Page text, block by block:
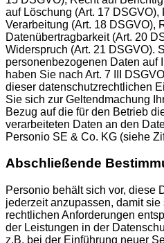
auf Löschung (Art. 17
Verarbeitung (Art. 18 DSGVO),
Datenübertragbarkeit (Art. 20
Widerspruch (Art. 21 DSGVO).
personenbezogenen Daten auf
haben Sie nach Art. 7 III
dieser datenschutzrechtlichen
Sie sich zur Geltendmachung
Bezug auf die für den Betrieb
verarbeiteten Daten an den
Personio SE & Co. KG (siehe
Abschließende
Personio behält sich vor, diese
jederzeit anzupassen, damit
rechtlichen Anforderungen
der Leistungen in der
z.B. bei der Einführung neuer